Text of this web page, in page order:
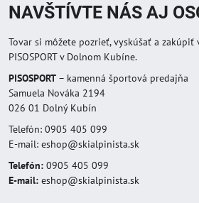
NAVŠTÍVTE NÁS AJ
Tovar si môžete pozrieť, vyskúšať a zakúpiť
PISOSPORT v Dolnom Kubíne.
PISOSPORT – kamenná športová predajňa
Samuela Nováka 2194
026 01 Dolný Kubín
Telefón: 0905 405 099
E-mail: eshop@skialpinista.sk
Telefón: 0905 405 099
E-mail: eshop@skialpinista.sk